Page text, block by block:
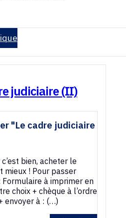
judiciaire (II)
"Le cadre judiciaire
bien, acheter le
mieux ! Pour passer
Formulaire à imprimer en
choix + chèque à l’ordre
envoyer à : (…)